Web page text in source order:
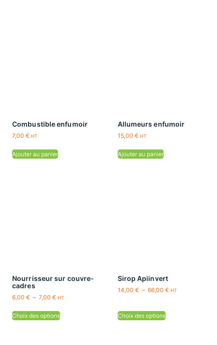
Combustible enfumoir
7,00 € HT
Ajouter au panier
Allumeurs enfumoir
15,00 € HT
Ajouter au panier
Nourrisseur sur couvre-
cadres
6,00 € – 7,00 € HT
Choix des options
Sirop Apiinvert
14,00 € – 66,00 € HT
Choix des options